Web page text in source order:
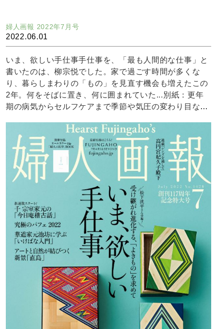
婦人画報 2022年7月号
2022.06.01
いま、欲しい手仕事手仕事を、「最も人間的な仕事」と
書いたのは、柳宗悦でした。家で過ごす時間が多くな
り、暮らしまわりの「もの」を見直す機会も増えたこの
2年。何をそばに置き、何に囲まれていた...別紙：更年
期の病気からセルフケアまで季節や気圧の変わり目など
かみに塗ることで症状が軽減した事例などもございま
す。是非セルフケアアイテムとしてご利用ください。